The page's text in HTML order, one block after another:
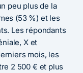
peu plus de la
(53 %) et les
Les répondants
X et
mois, les
2 500 € et plus